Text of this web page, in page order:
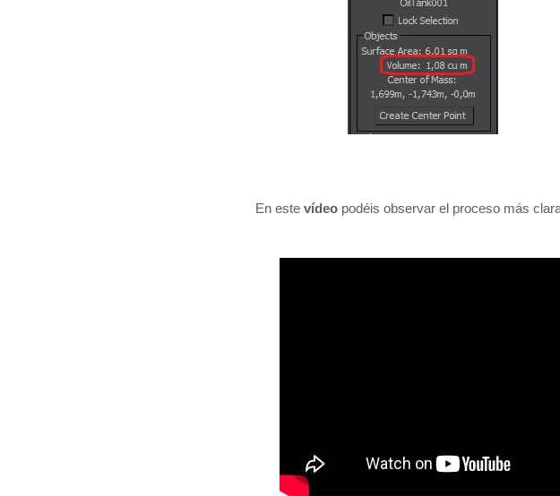
En este vídeo podéis observar el proceso más